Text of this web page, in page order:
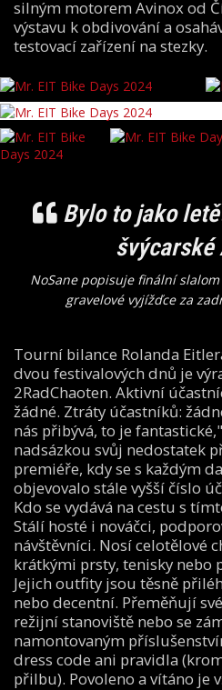
silným motorem Avinox od
výstavu k obdivování a
testovací zařízení na stezky.
Bylo to jako
švýcarské
NoSane popisuje finální
gravelové vyjížďce za
Tourní bilance Rolanda
dvou festivalových dnů je
2RadChaoten. Aktivní
žádné. Ztráty účastníků:
nás přibývá, to je
nadsázkou svůj nedostatek
premiéře, kdy se s každým
objevovalo stále vyšší číslo
Kdo se vydává na cestu s
Stálí hosté i nováčci,
návštěvníci. Nosí celotělové
krátkými prsty, tenisky nebo
Jejich outfity jsou těsně
nebo decentní. Přeměňují
režijní stanoviště nebo se
namontovaným
dress code ani pravidla
přilbu). Povoleno a vítáno je